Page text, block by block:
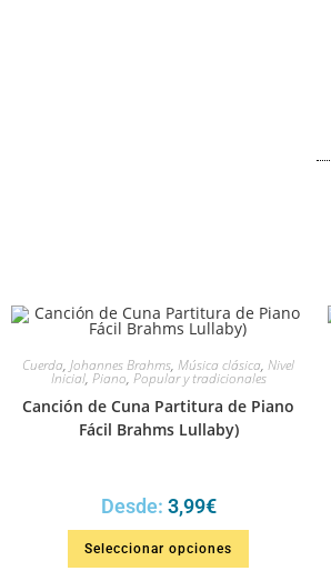
Cuerda, Johannes Brahms, Música clásica, Nivel
Inicial, Piano, Popular y tradicionales
Canción de Cuna Partitura de Piano
Fácil Brahms Lullaby)
Desde: 3,99€
Seleccionar opciones